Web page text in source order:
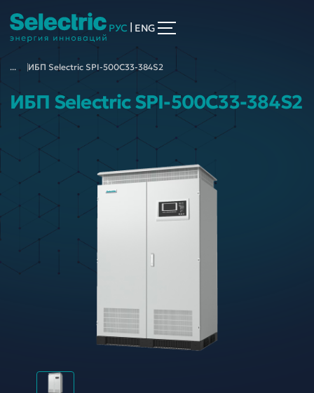
РУС ENG
... ИБП Selectric SPI-500C33-384S2
ИБП Selectric SPI-500C33-384S2